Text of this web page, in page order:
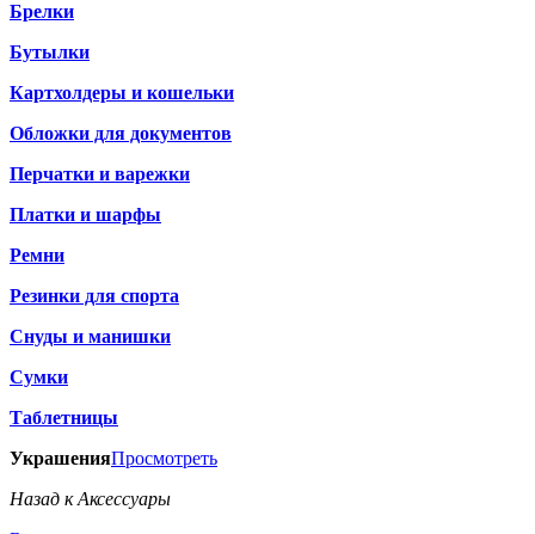
Брелки
Бутылки
Картхолдеры и кошельки
Обложки для документов
Перчатки и варежки
Платки и шарфы
Ремни
Резинки для спорта
Снуды и манишки
Сумки
Таблетницы
УкрашенияПросмотреть
Назад к Аксессуары